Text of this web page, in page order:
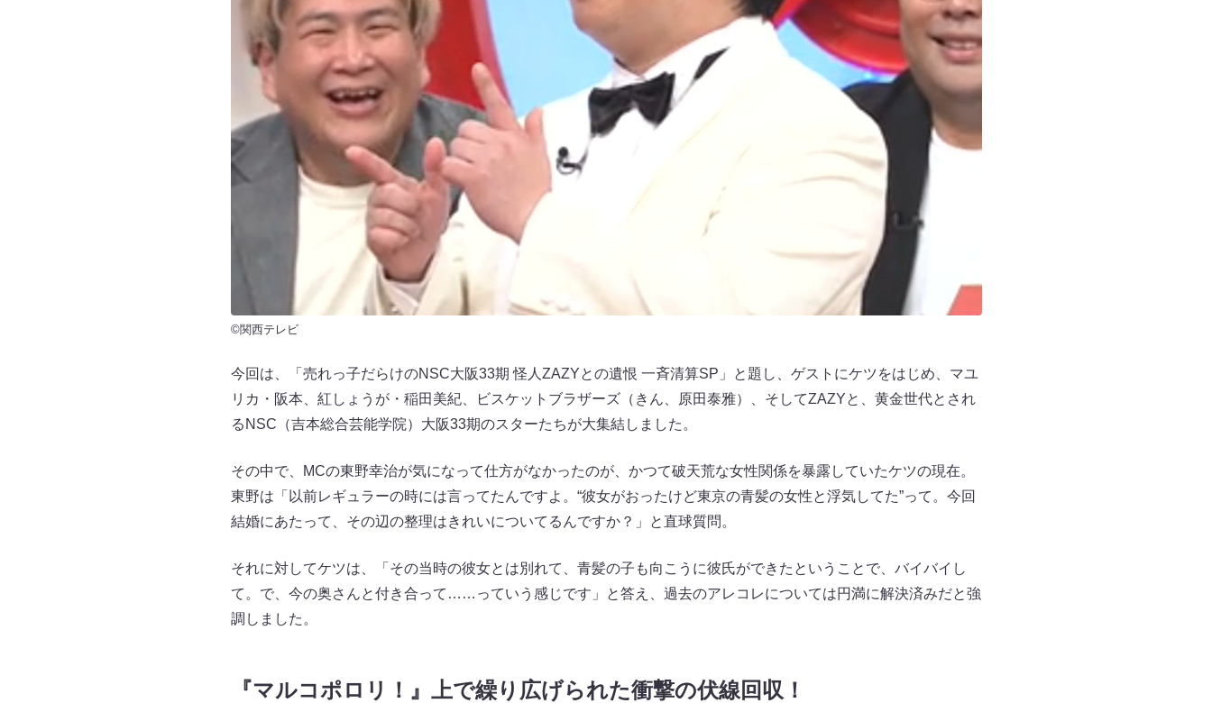
©関西テレビ
今回は、「売れっ子だらけのNSC大阪33期 怪人ZAZYとの遺恨 一斉清算SP」と題し、ゲストにケツをはじめ、マユ
リカ・阪本、紅しょうが・稲田美紀、ビスケットブラザーズ（きん、原田泰雅）、そしてZAZYと、黄金世代とされ
るNSC（吉本総合芸能学院）大阪33期のスターたちが大集結しました。
その中で、MCの東野幸治が気になって仕方がなかったのが、かつて破天荒な女性関係を暴露していたケツの現在。
東野は「以前レギュラーの時には言ってたんですよ。“彼女がおったけど東京の青髪の女性と浮気してた”って。今回
結婚にあたって、その辺の整理はきれいについてるんですか？」と直球質問。
それに対してケツは、「その当時の彼女とは別れて、青髪の子も向こうに彼氏ができたということで、バイバイし
て。で、今の奥さんと付き合って……っていう感じです」と答え、過去のアレコレについては円満に解決済みだと強
調しました。
『マルコポロリ！』上で繰り広げられた衝撃の伏線回収！